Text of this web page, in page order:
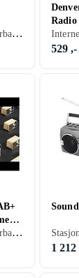
Stasjonær radio, Bærbar radio, FM, DAB, DAB+, Batteri, Nettstrøm, Klokkeradio med alarm, Display, Retro Radio, Analog 3,5mm-inngang
529 ,-
Stasjonær radio, Bærbar radio, FM, AM, DAB, DAB+, RDS-radio, Retro Radio
1 212